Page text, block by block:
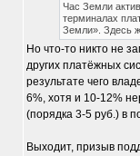
Час Земли
терминалах
Земли». Здесь
Но что-то никто не
других платёжных
результате чего
6%, хотя и 10-12%
(порядка 3-5 руб.) в
Выходит, призыв